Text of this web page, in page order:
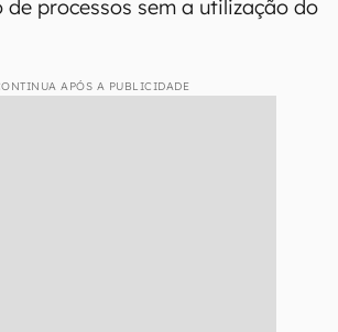
de processos sem a utilização do
APÓS A PUBLICIDADE